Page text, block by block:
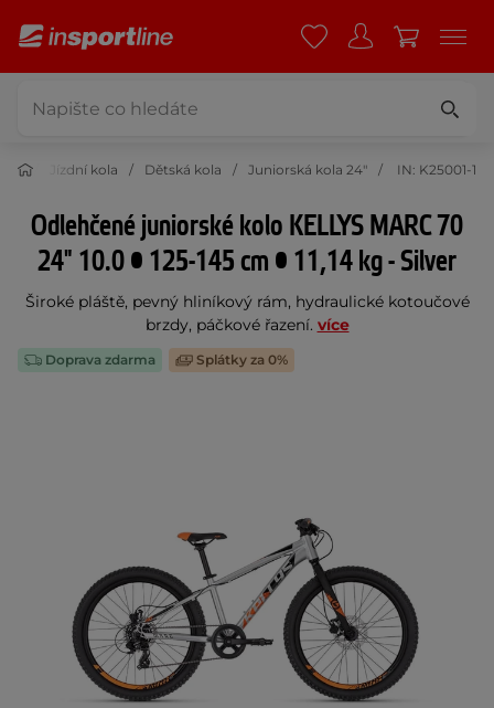
Jízdní kola Dětská kola Juniorská kola 24" IN: K25001-1
Odlehčené juniorské kolo KELLYS MARC 70
24" 10.0 • 125-145 cm • 11,14 kg - Silver
Široké pláště, pevný hliníkový rám, hydraulické kotoučové
brzdy, páčkové řazení. více
Doprava zdarma Splátky za 0%